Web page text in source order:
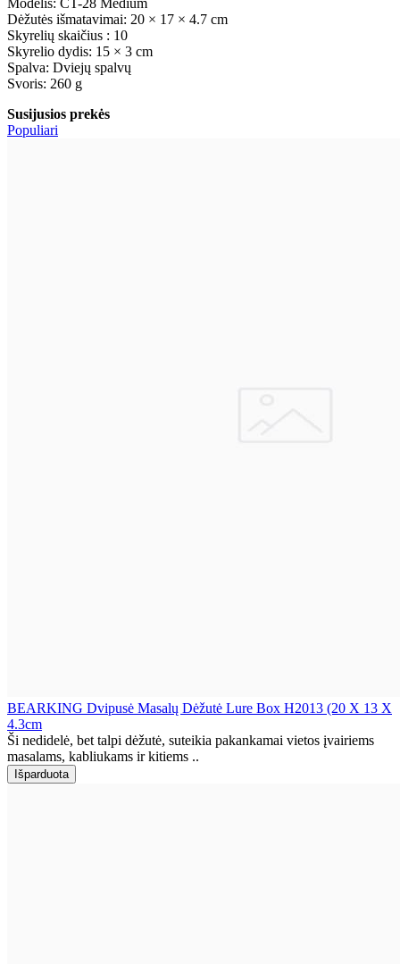
Dėžutės išmatavimai: 20 × 17 × 4.7 cm
Skyrelių skaičius : 10
Skyrelio dydis: 15 × 3 cm
Spalva: Dviejų spalvų
Svoris: 260 g
Susijusios prekės
Populiari
BEARKING Dvipusė Masalų Dėžutė Lure Box H2013 (20 X 13 X
4.3cm
Ši nedidelė, bet talpi dėžutė, suteikia pakankamai vietos įvairiems
masalams, kabliukams ir kitiems ..